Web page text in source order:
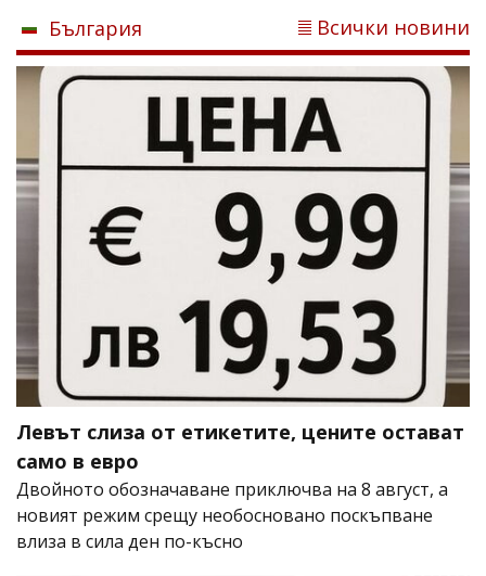
България Всички новини
Левът слиза от етикетите, цените остават
само в евро
Двойното обозначаване приключва на 8 август, а
новият режим срещу необосновано поскъпване
влиза в сила ден по-късно